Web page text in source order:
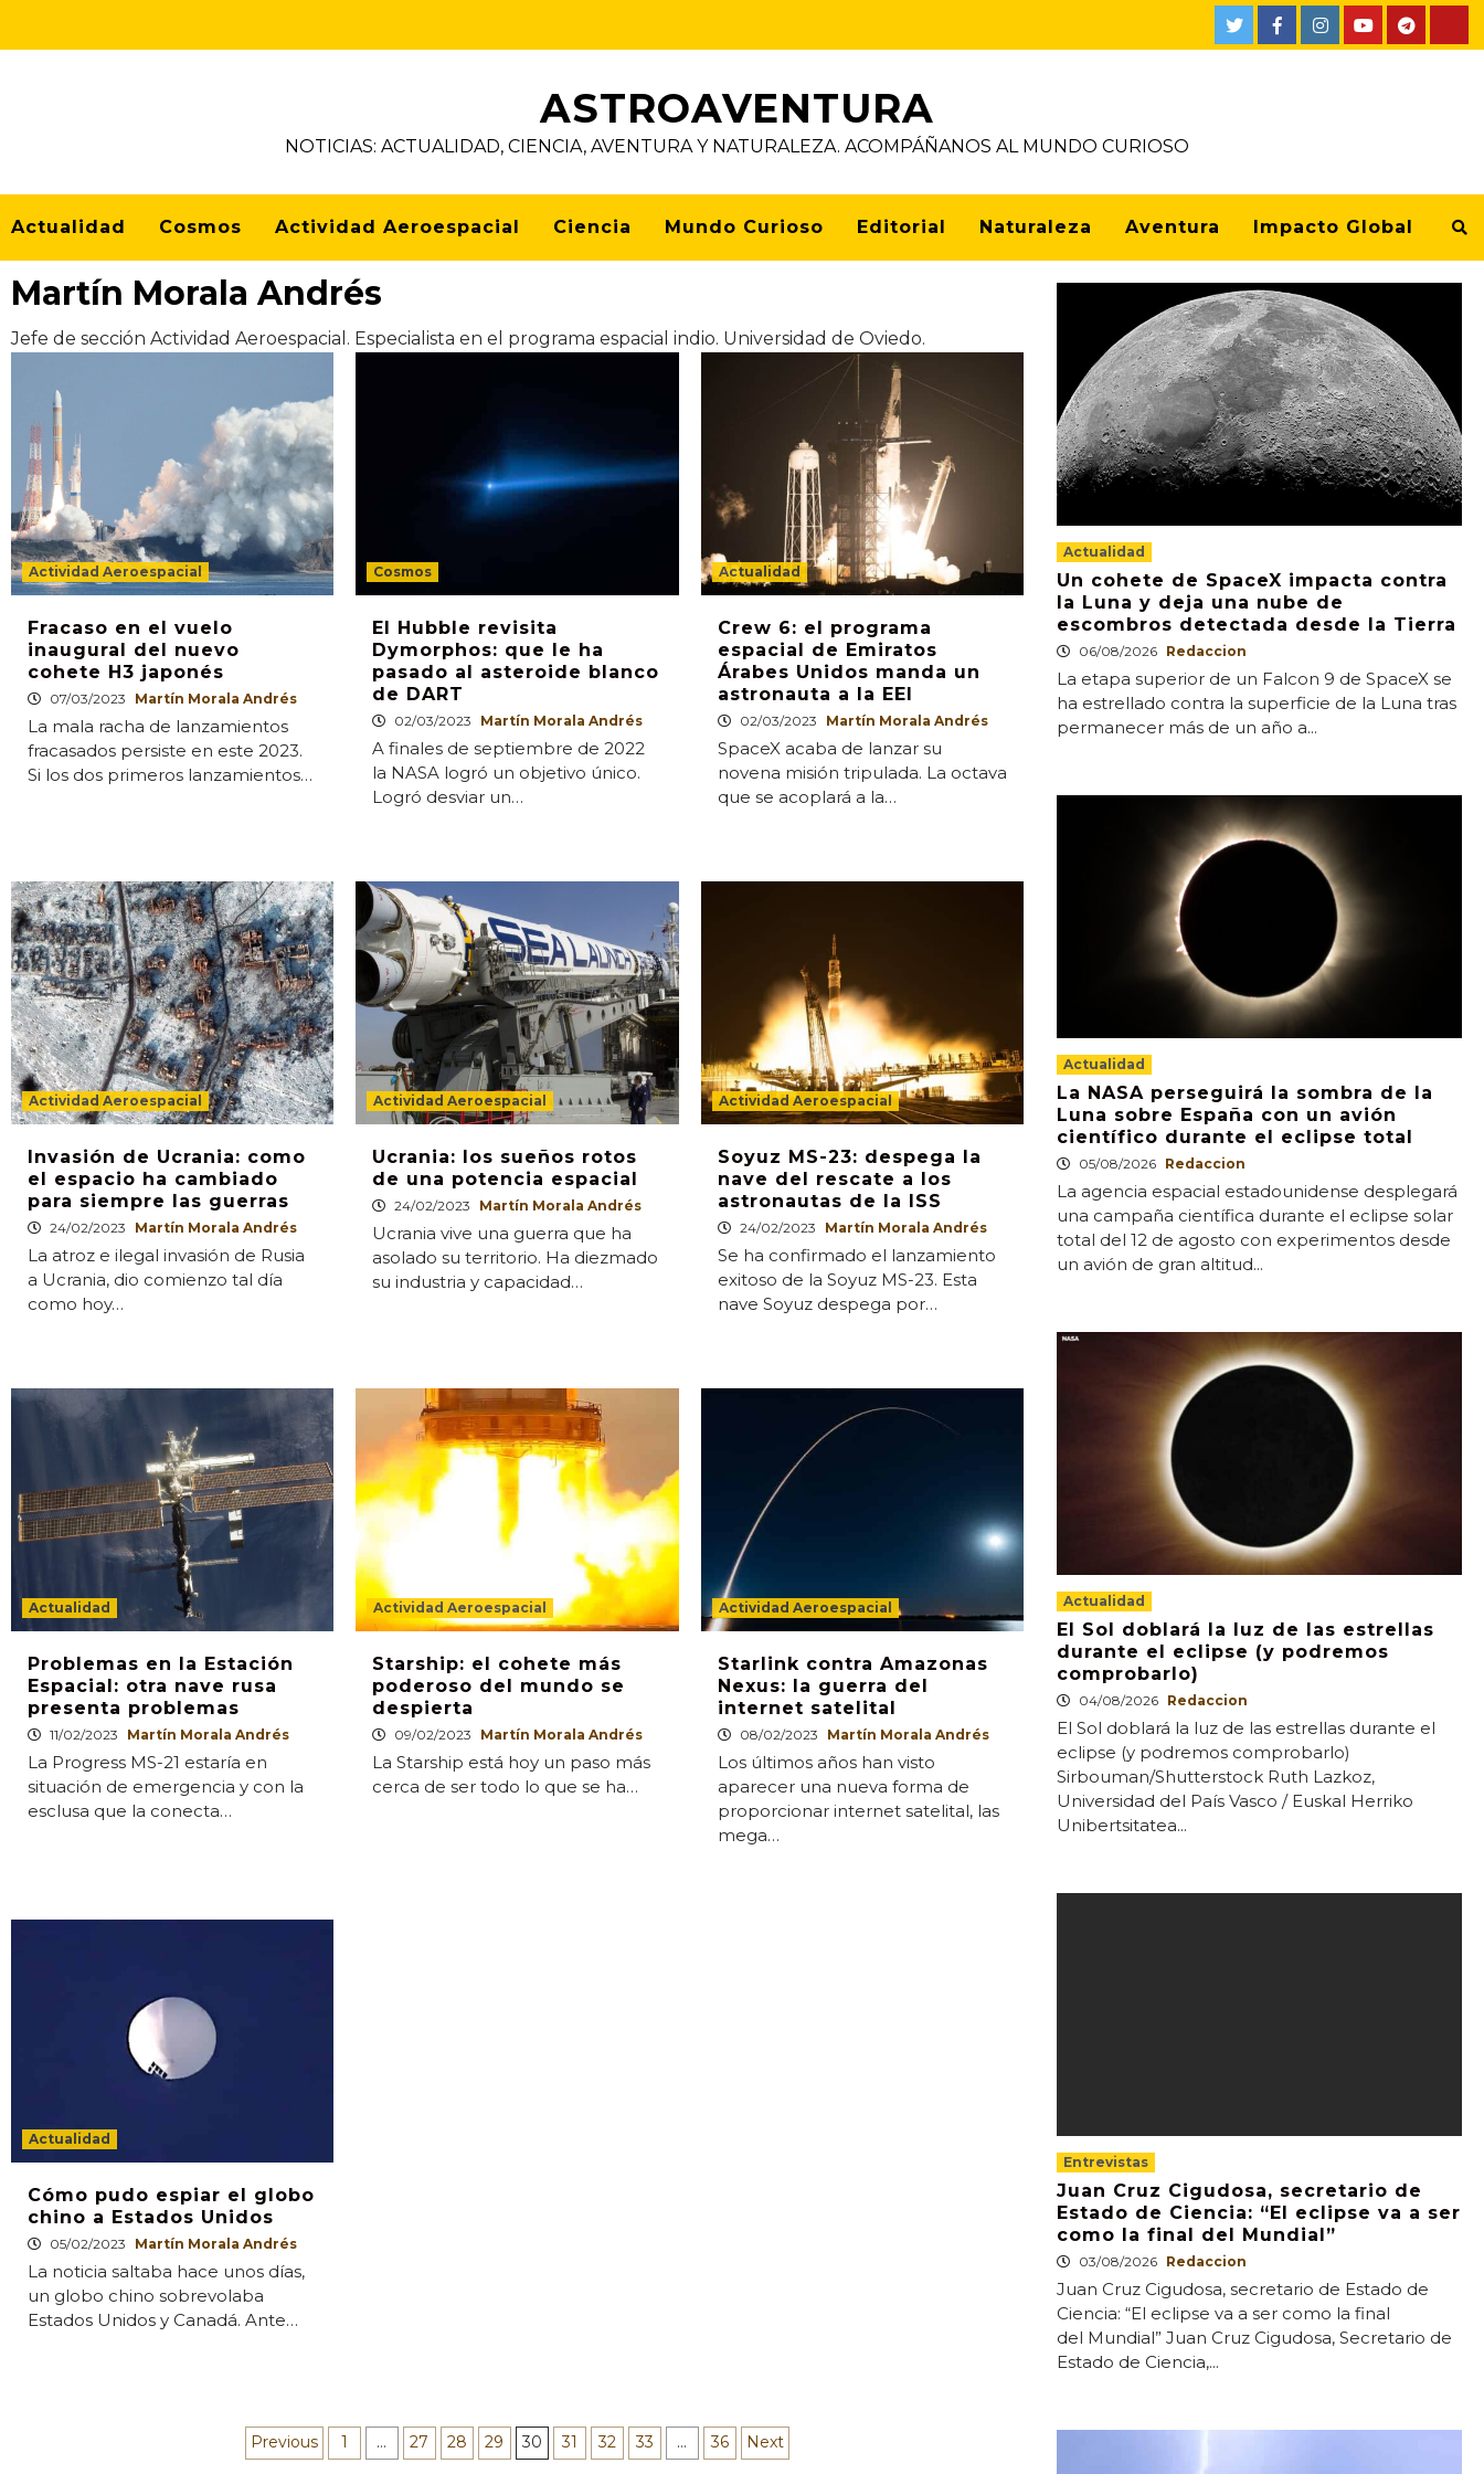
TwitterFacebookInstagram
Youtube
ASTROAVENTURA
NOTICIAS: ACTUALIDAD, CIENCIA, AVENTURA Y NATURALEZA. ACOMPÁÑANOS AL MUNDO CURIOSO
Actualidad Cosmos Actividad Aeroespacial Ciencia Mundo Curioso Editorial Naturaleza Aventura Impacto Global
Martín Morala Andrés
Jefe de sección Actividad Aeroespacial. Especialista en el programa espacial indio. Universidad de Oviedo.
Actividad Aeroespacial
Fracaso en el vuelo
inaugural del nuevo
cohete H3 japonés
07/03/2023 Martín Morala Andrés
La mala racha de lanzamientos
fracasados persiste en este 2023.
Si los dos primeros lanzamientos…
Cosmos
El Hubble revisita
Dymorphos: que le ha
pasado al asteroide blanco
de DART
02/03/2023 Martín Morala Andrés
A finales de septiembre de 2022
la NASA logró un objetivo único.
Logró desviar un…
Actualidad
Crew 6: el programa
espacial de Emiratos
Árabes Unidos manda un
astronauta a la EEI
02/03/2023 Martín Morala Andrés
SpaceX acaba de lanzar su
novena misión tripulada. La octava
que se acoplará a la…
Actividad Aeroespacial
Invasión de Ucrania: como
el espacio ha cambiado
para siempre las guerras
24/02/2023 Martín Morala Andrés
La atroz e ilegal invasión de Rusia
a Ucrania, dio comienzo tal día
como hoy…
Actividad Aeroespacial
Ucrania: los sueños rotos
de una potencia espacial
24/02/2023 Martín Morala Andrés
Ucrania vive una guerra que ha
asolado su territorio. Ha diezmado
su industria y capacidad…
Actividad Aeroespacial
Soyuz MS-23: despega la
nave del rescate a los
astronautas de la ISS
24/02/2023 Martín Morala Andrés
Se ha confirmado el lanzamiento
exitoso de la Soyuz MS-23. Esta
nave Soyuz despega por…
Actualidad
Problemas en la Estación
Espacial: otra nave rusa
presenta problemas
11/02/2023 Martín Morala Andrés
La Progress MS-21 estaría en
situación de emergencia y con la
esclusa que la conecta…
Actividad Aeroespacial
Starship: el cohete más
poderoso del mundo se
despierta
09/02/2023 Martín Morala Andrés
La Starship está hoy un paso más
cerca de ser todo lo que se ha…
Actividad Aeroespacial
Starlink contra Amazonas
Nexus: la guerra del
internet satelital
08/02/2023 Martín Morala Andrés
Los últimos años han visto
aparecer una nueva forma de
proporcionar internet satelital, las
mega…
Actualidad
Cómo pudo espiar el globo
chino a Estados Unidos
05/02/2023 Martín Morala Andrés
La noticia saltaba hace unos días,
un globo chino sobrevolaba
Estados Unidos y Canadá. Ante…
Paginación
Previous 1 … 27 28 29 30 31 32 33 … 36 Next
Actualidad
Un cohete de SpaceX impacta contra
la Luna y deja una nube de
escombros detectada desde la Tierra
06/08/2026 Redaccion
La etapa superior de un Falcon 9 de SpaceX se
ha estrellado contra la superficie de la Luna tras
permanecer más de un año a...
Actualidad
La NASA perseguirá la sombra de la
Luna sobre España con un avión
científico durante el eclipse total
05/08/2026 Redaccion
La agencia espacial estadounidense desplegará
una campaña científica durante el eclipse solar
total del 12 de agosto con experimentos desde
un avión de gran altitud...
Actualidad
El Sol doblará la luz de las estrellas
durante el eclipse (y podremos
comprobarlo)
04/08/2026 Redaccion
El Sol doblará la luz de las estrellas durante el
eclipse (y podremos comprobarlo)
Sirbouman/Shutterstock Ruth Lazkoz,
Universidad del País Vasco / Euskal Herriko
Unibertsitatea...
Entrevistas
Juan Cruz Cigudosa, secretario de
Estado de Ciencia: “El eclipse va a ser
como la final del Mundial”
03/08/2026 Redaccion
Juan Cruz Cigudosa, secretario de Estado de
Ciencia: “El eclipse va a ser como la final
del Mundial” Juan Cruz Cigudosa, Secretario de
Estado de Ciencia,...